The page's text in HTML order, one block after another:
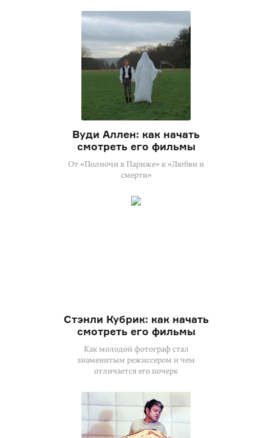
Вуди Аллен: как начать
смотреть его фильмы
От «Полночи в Париже» к «Любви и
смерти»
Стэнли Кубрик: как начать
смотреть его фильмы
Как молодой фотограф стал
знаменитым режиссером и чем
отличается его почерк